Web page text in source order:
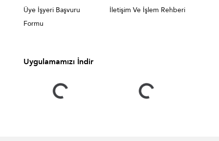
Üye İşyeri Başvuru
Formu
İletişim Ve İşlem Rehberi
Uygulamamızı İndir